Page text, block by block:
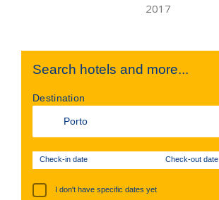
Search hotels and more...
Destination
Check-in date Check-out date
I don't have specific dates yet